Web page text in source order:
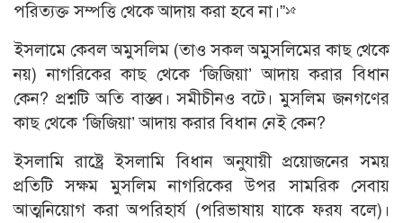
পরিত্যক্ত সম্পত্তি থেকে আদায় করা হবে না।”১৫
ইসলামে কেবল অমুসলিম (তাও সকল অমুসলিমের কাছ থেকে
নয়) নাগরিকের কাছ থেকে ‘জিজিয়া’ আদায় করার বিধান
কেন? প্রশ্নটি অতি বাস্তব। সমীচীনও বটে। মুসলিম জনগণের
কাছ থেকে ‘জিজিয়া’ আদায় করার বিধান নেই কেন?
ইসলামি রাষ্ট্রে ইসলামি বিধান অনুযায়ী প্রয়ােজনের সময়
প্রতিটি সক্ষম মুসলিম নাগরিকের উপর সামরিক সেবায়
আত্মনিয়ােগ করা অপরিহার্য (পরিভাষায় যাকে ফরয বলে)।